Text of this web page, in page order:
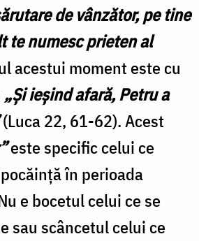
de vânzător, pe tine
te numesc prieten al
acestui moment este cu
„Şi ieşind afară, Petru a
(Luca 22, 61-62). Acest
este specific celui ce
în perioada
e bocetul celui ce se
sau scâncetul celui ce